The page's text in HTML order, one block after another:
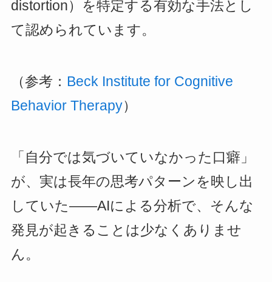
distortion）を特定する有効な手法とし
て認められています。
（参考： Beck Institute for Cognitive
Behavior Therapy）
「自分では気づいていなかった口癖」
が、実は長年の思考パターンを映し出
していた——AIによる分析で、そんな
発見が起きることは少なくありませ
ん。